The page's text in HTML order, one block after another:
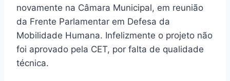
novamente na Câmara Municipal, em reunião
da Frente Parlamentar em Defesa da
Mobilidade Humana. Infelizmente o projeto não
foi aprovado pela CET, por falta de qualidade
técnica.